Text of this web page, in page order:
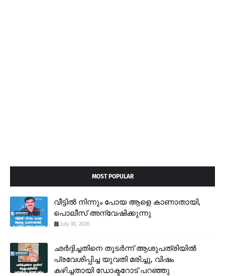
MOST POPULAR
വീട്ടിൽ നിന്നും പോയ ആളെ കാണാതായി,
പൊലീസ് അന്വേഷിക്കുന്നു
July 30, 2026
ഛർദ്ദിച്ചതിനെ തുടർന്ന് ആശുപത്രിയിൽ
പ്രവേശിപ്പിച്ച യുവതി മരിച്ചു, വിഷം
കഴിച്ചതായി ഡോക്ടറോട് പറഞ്ഞു